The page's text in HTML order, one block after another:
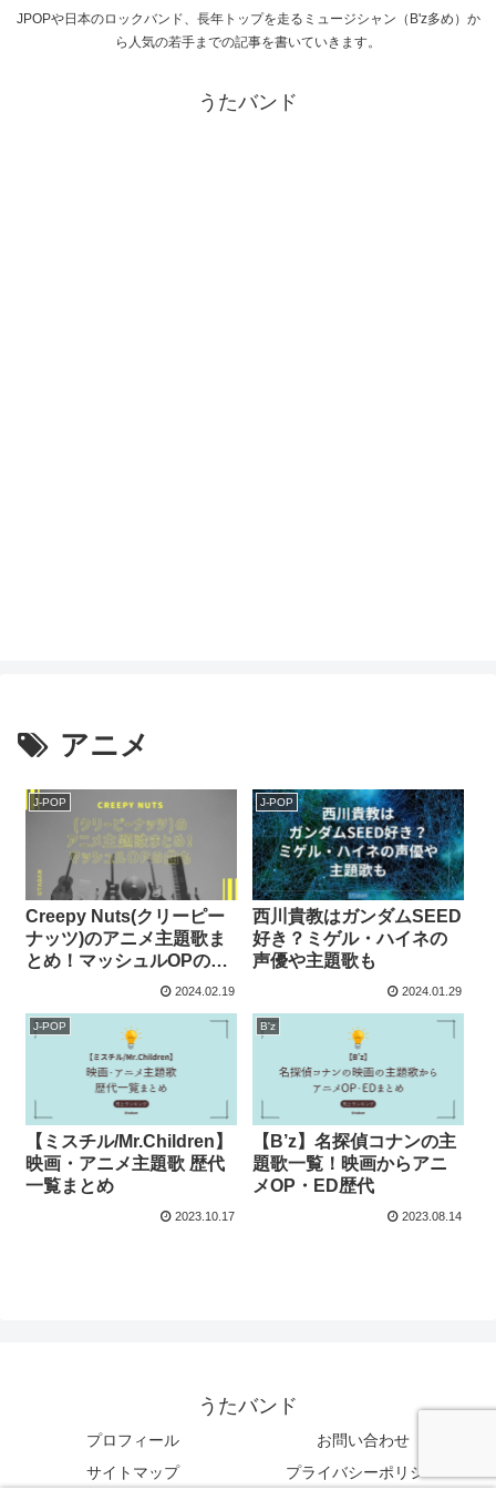
JPOPや日本のロックバンド、長年トップを走るミュージシャン（B'z多め）か
ら人気の若手までの記事を書いていきます。
うたバンド
アニメ
J-POP
Creepy Nuts(クリーピー
ナッツ)のアニメ主題歌ま
とめ！マッシュルOPの曲
2024.02.19
J-POP
西川貴教はガンダムSEED
好き？ミゲル・ハイネの
声優や主題歌も
2024.01.29
J-POP
【ミスチル/Mr.Children】
映画・アニメ主題歌 歴代
一覧まとめ
2023.10.17
B'z
【B’z】名探偵コナンの主
題歌一覧！映画からアニ
メOP・ED歴代
2023.08.14
うたバンド
プロフィール
お問い合わせ
サイトマップ
プライバシーポリシー